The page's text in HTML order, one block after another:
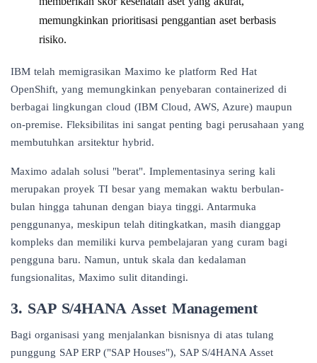
memungkinkan prioritisasi penggantian aset berbasis
risiko.
IBM telah memigrasikan Maximo ke platform Red Hat
OpenShift, yang memungkinkan penyebaran containerized di
berbagai lingkungan cloud (IBM Cloud, AWS, Azure) maupun
on-premise. Fleksibilitas ini sangat penting bagi perusahaan yang
membutuhkan arsitektur hybrid.
Maximo adalah solusi "berat". Implementasinya sering kali
merupakan proyek TI besar yang memakan waktu berbulan-
bulan hingga tahunan dengan biaya tinggi. Antarmuka
penggunanya, meskipun telah ditingkatkan, masih dianggap
kompleks dan memiliki kurva pembelajaran yang curam bagi
pengguna baru. Namun, untuk skala dan kedalaman
fungsionalitas, Maximo sulit ditandingi.
3. SAP S/4HANA Asset Management
Bagi organisasi yang menjalankan bisnisnya di atas tulang
punggung SAP ERP ("SAP Houses"), SAP S/4HANA Asset